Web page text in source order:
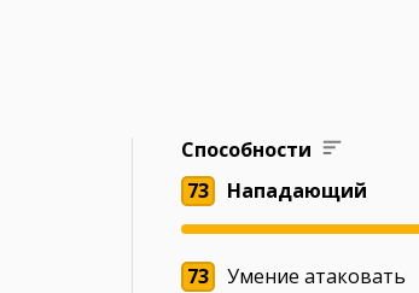
Способности
73
Нападающий
73
Умение атаковать